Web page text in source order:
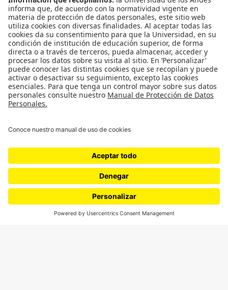
¿Quiénes somos?
Podcasts
Ediciones especiales
Proyectos 070
SÍGUENOS
¿Quieres escribir en 070?
cerosetenta@uniandes.edu.co